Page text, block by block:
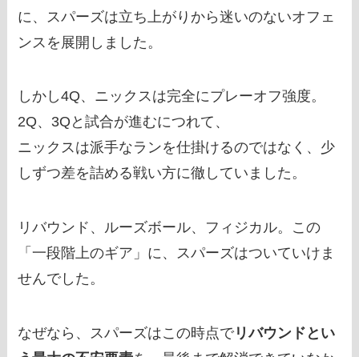
に、スパーズは立ち上がりから迷いのないオフェ
ンスを展開しました。
しかし4Q、ニックスは完全にプレーオフ強度。
2Q、3Qと試合が進むにつれて、
ニックスは派手なランを仕掛けるのではなく、少
しずつ差を詰める戦い方に徹していました。
リバウンド、ルーズボール、フィジカル。この
「一段階上のギア」に、スパーズはついていけま
せんでした。
なぜなら、スパーズはこの時点でリバウンドとい